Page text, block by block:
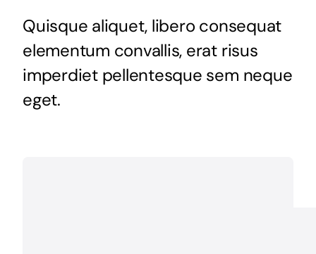
Quisque aliquet, libero consequat
elementum convallis, erat risus
imperdiet pellentesque sem neque
eget.